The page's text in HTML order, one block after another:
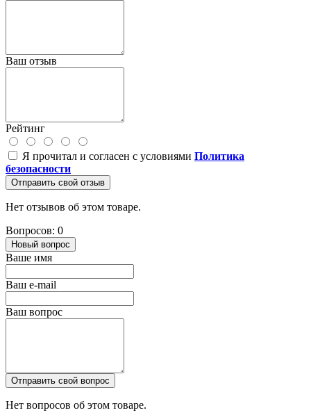
Ваш отзыв
Рейтинг
Я прочитал и согласен с условиями Политика
безопасности
Отправить свой отзыв
Нет отзывов об этом товаре.
Вопросов: 0
Новый вопрос
Ваше имя
Ваш e-mail
Ваш вопрос
Отправить свой вопрос
Нет вопросов об этом товаре.